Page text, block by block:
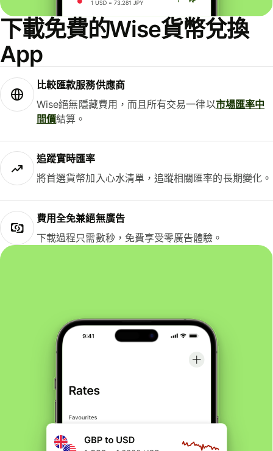
下載免費的Wise貨幣兌換
App
比較匯款服務供應商
Wise絕無隱藏費用，而且所有交易一律以市場匯率中
間價結算。
追蹤實時匯率
將首選貨幣加入心水清單，追蹤相關匯率的長期變化。
費用全免兼絕無廣告
下載過程只需數秒，免費享受零廣告體驗。